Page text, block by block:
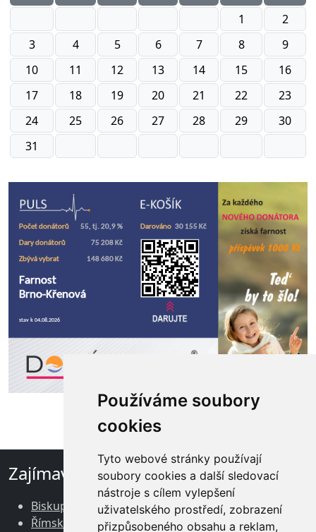
Používáme soubory
cookies
Tyto webové stránky používají
soubory cookies a další sledovací
nástroje s cílem vylepšení
uživatelského prostředí, zobrazení
přizpůsobeného obsahu a reklam,
1
2
3
4 5 6 7 8
9
10
11 12 13 14 15
16
17
18 19 20 21 22
23
24
25 26 27 28 29
30
31
Zajímavé odkazy
Biskupství brněnské
Římskokatolická církev v ČR